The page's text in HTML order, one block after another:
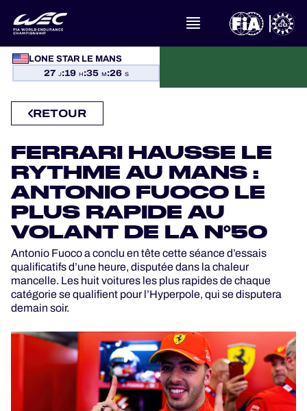
LONE STAR LE MANS
27 J:19 H:35 M:25 S
À PROPOS DU FIA WEC
CALENDRIER
CLASSEMENTS
RÉSULTATS
LA GRILLE
OÙ REGARDER
PROGRAMMES OFFICIELS
JEU OFFICIEL
RETOUR
FERRARI HAUSSE LE
RYTHME AU MANS :
ANTONIO FUOCO LE
PLUS RAPIDE AU
VOLANT DE LA N°50
Antonio Fuoco a conclu en tête cette séance d’essais
qualificatifs d’une heure, disputée dans la chaleur
mancelle. Les huit voitures les plus rapides de chaque
catégorie se qualifient pour l’Hyperpole, qui se disputera
demain soir.